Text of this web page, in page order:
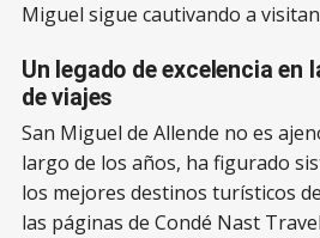
Miguel sigue cautivando a
Un legado de excelencia
de viajes
San Miguel de Allende no es
largo de los años, ha figurado
los mejores destinos turísticos
las páginas de Condé Nast